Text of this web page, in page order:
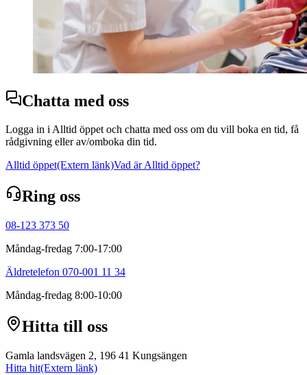
Chatta med oss
Logga in i Alltid öppet och chatta med oss om du vill boka en tid, få
rådgivning eller av/omboka din tid.
Alltid öppet(Extern länk)Vad är Alltid öppet?
Ring oss
08-123 373 50
Måndag-fredag 7:00-17:00
Äldretelefon 070-001 11 34
Måndag-fredag 8:00-10:00
Hitta till oss
Gamla landsvägen 2, 196 41 Kungsängen
Hitta hit(Extern länk)